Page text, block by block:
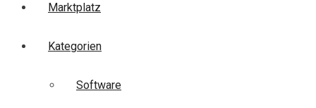
Marktplatz
Kategorien
Software